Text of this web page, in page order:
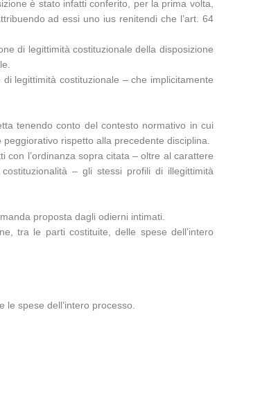
è stato infatti conferito, per la prima volta,
ad essi uno ius renitendi che l’art. 64
di legittimità costituzionale della disposizione
legittimità costituzionale – che implicitamente
tenendo conto del contesto normativo in cui
rispetto alla precedente disciplina.
con l’ordinanza sopra citata – oltre al carattere
– gli stessi profili di illegittimità
proposta dagli odierni intimati.
tra le parti costituite, delle spese dell’intero
spese dell’intero processo.